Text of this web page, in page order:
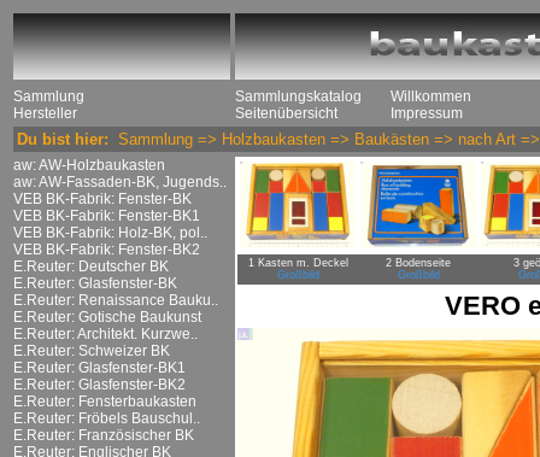
Sammlung
Hersteller
Sammlungskatalog
Seitenübersicht
Willkommen
Impressum
Du bist hier: Sammlung => Holzbaukasten => Baukästen => nach Art
aw: AW-Holzbaukasten
aw: AW-Fassaden-BK, Jugends..
VEB BK-Fabrik: Fenster-BK
VEB BK-Fabrik: Fenster-BK1
VEB BK-Fabrik: Holz-BK, pol..
VEB BK-Fabrik: Fenster-BK2
E.Reuter: Deutscher BK
E.Reuter: Glasfenster-BK
E.Reuter: Renaissance Bauku..
E.Reuter: Gotische Baukunst
E.Reuter: Architekt. Kurzwe..
E.Reuter: Schweizer BK
E.Reuter: Glasfenster-BK1
E.Reuter: Glasfenster-BK2
E.Reuter: Fensterbaukasten
E.Reuter: Fröbels Bauschul..
E.Reuter: Französischer BK
E.Reuter: Englischer BK
1 Kasten m. Deckel
Großbild
2 Bodenseite
Großbild
3
VERO